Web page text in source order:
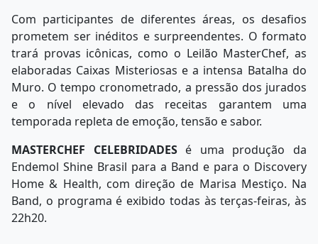
Com participantes de diferentes áreas, os desafios
prometem ser inéditos e surpreendentes. O formato
trará provas icônicas, como o Leilão MasterChef, as
elaboradas Caixas Misteriosas e a intensa Batalha do
Muro. O tempo cronometrado, a pressão dos jurados
e o nível elevado das receitas garantem uma
temporada repleta de emoção, tensão e sabor.
MASTERCHEF CELEBRIDADES é uma produção da
Endemol Shine Brasil para a Band e para o Discovery
Home & Health, com direção de Marisa Mestiço. Na
Band, o programa é exibido todas às terças-feiras, às
22h20.